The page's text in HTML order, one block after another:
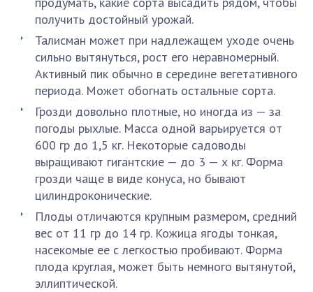
получить достойный урожай.
Талисман может при надлежащем уходе очень
сильно вытянуться, рост его неравномерный.
Активный пик обычно в середине вегетативного
периода. Может обогнать остальные сорта.
Грозди довольно плотные, но иногда из — за
погоды рыхлые. Масса одной варьируется от
600 гр до 1,5 кг. Некоторые садоводы
выращивают гигантские — до 3 — х кг. Форма
грозди чаще в виде конуса, но бывают
цилиндроконические.
Плоды отличаются крупным размером, средний
вес от 11 гр до 14 гр. Кожица ягоды тонкая,
насекомые ее с легкостью пробивают. Форма
плода круглая, может быть немного вытянутой,
эллиптической.